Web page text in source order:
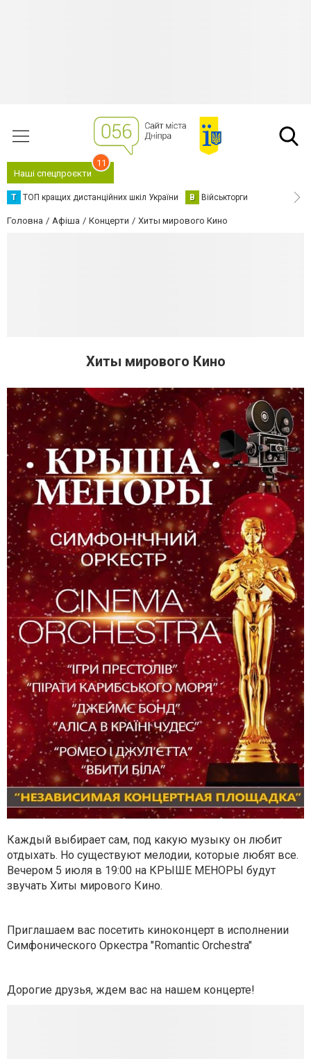
Наші спецпроєкти
11
Т ТОП кращих дистанційних шкіл України В Військторги
Головна Афіша Концерти Хиты мирового Кино
Хиты мирового Кино
Каждый выбирает сам, под какую музыку он любит
отдыхать. Но существуют мелодии, которые любят все.
Вечером 5 июля в 19:00 на КРЫШЕ МЕНОРЫ будут
звучать Хиты мирового Кино.
Приглашаем вас посетить киноконцерт в исполнении
Симфонического Оркестра "Romantic Orchestra"
Дорогие друзья, ждем вас на нашем концерте!